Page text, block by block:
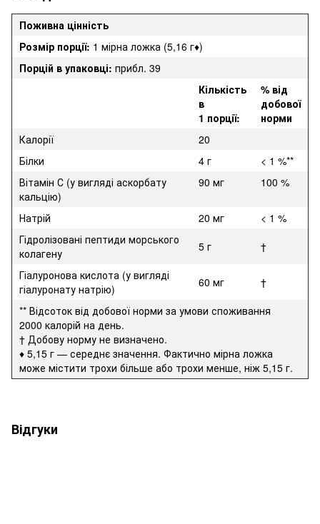
Поживна цінність
Розмір порції: 1 мірна ложка (5,16 г♦)
Порцій в упаковці: прибл. 39
Кількість
в
1 порції:
% від
добової
норми
Калорії
20
Білки
4 г
< 1 %**
Вітамін С (у вигляді аскорбату
кальцію)
90 мг 100 %
Натрій 20 мг
< 1 %
Гідролізовані пептиди морського
колагену
5 г
†
Гіалуронова кислота (у вигляді
гіалуронату натрію)
60 мг
†
** Відсоток від добової норми за умови споживання
2000 калорій на день.
† Добову норму не визначено.
♦ 5,15 г — середнє значення. Фактично мірна ложка
може містити трохи більше або трохи менше, ніж 5,15 г.
Відгуки